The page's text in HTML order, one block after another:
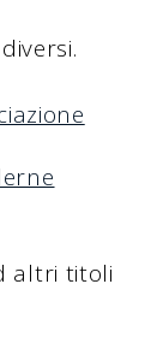
altri titoli